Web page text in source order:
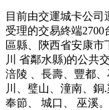
目前由交運城卡公司
受理的交易終端
區縣、陝西省安康市
川 省鄰水縣)的公共
涪陵 、長壽、豐都
川、璧山、潼南、銅
奉節、 城口、 巫溪